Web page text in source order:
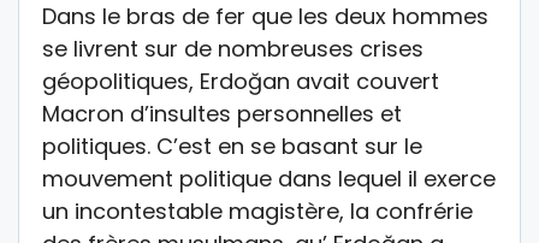
Dans le bras de fer que les deux hommes
se livrent sur de nombreuses crises
géopolitiques, Erdoğan avait couvert
Macron d’insultes personnelles et
politiques. C’est en se basant sur le
mouvement politique dans lequel il exerce
un incontestable magistère, la confrérie